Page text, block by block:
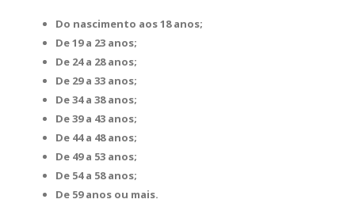
Do nascimento aos 18 anos;
De 19 a 23 anos;
De 24 a 28 anos;
De 29 a 33 anos;
De 34 a 38 anos;
De 39 a 43 anos;
De 44 a 48 anos;
De 49 a 53 anos;
De 54 a 58 anos;
De 59 anos ou mais.